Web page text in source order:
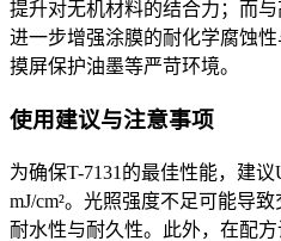
提升对无机材料的结合力；而
进一步增强涂膜的耐化学腐蚀
摸屏保护油墨等严苛环境。
使用建议与注意事项
为确保T-7131 的最佳性能，建议
mJ/cm²。光照强度不足可能导
耐水性与耐久性。此外，在配